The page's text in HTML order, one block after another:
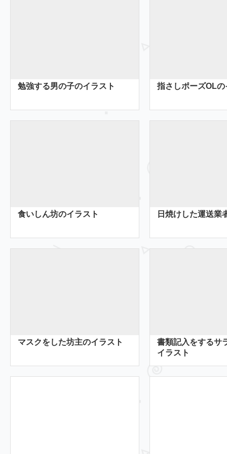
勉強する男の子のイラスト 指さしポーズOLの
食いしん坊のイラスト 日焼けした運送業
マスクをした坊主のイラスト
書類記入をするサ
イラスト